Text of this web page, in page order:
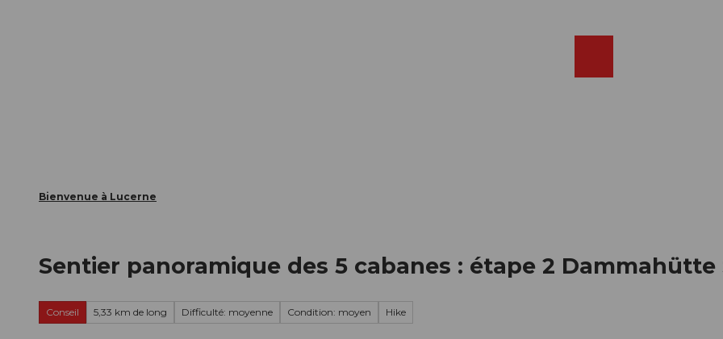
Bienvenue à Lucerne
Sentier panoramique des 5 cabanes : étape 2 Dammahütte
Conseil 5,33 km de long Difficulté: moyenne Condition: moyen Hike